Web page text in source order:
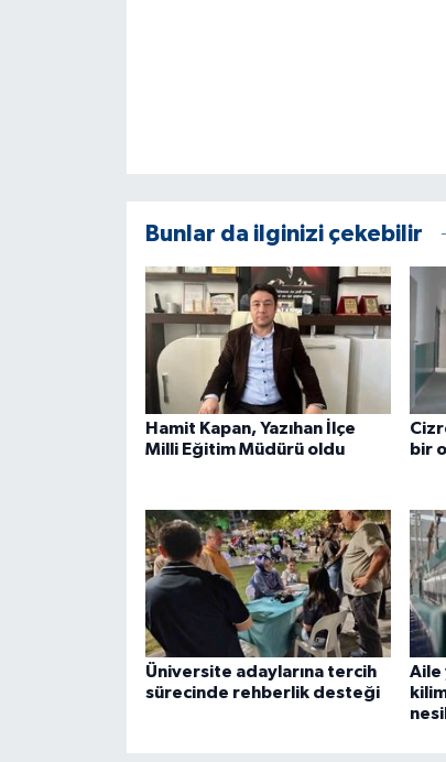
Bunlar da ilginizi çekebilir
Hamit Kapan, Yazıhan İlçe
Milli Eğitim Müdürü oldu
bir
Üniversite adaylarına tercih
sürecinde rehberlik desteği
Aile